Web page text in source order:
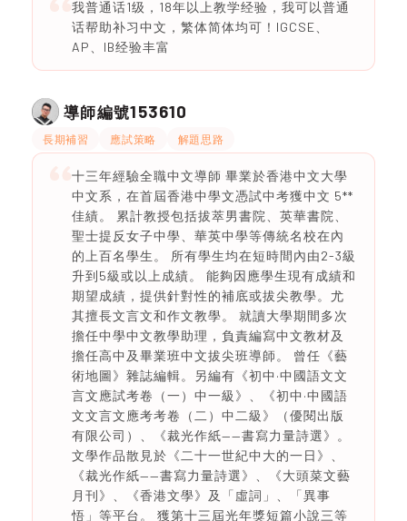
我普通话1级，18年以上教学经验，我可以普通
话帮助补习中文，繁体简体均可！IGCSE、
AP、IB经验丰富
導師編號153610
長期補習 應試策略 解題思路
十三年經驗全職中文導師 畢業於香港中文大學
中文系，在首屆香港中學文憑試中考獲中文 5**
佳績。 累計教授包括拔萃男書院、英華書院、
聖士提反女子中學、華英中學等傳統名校在內
的上百名學生。 所有學生均在短時間內由2-3級
升到5級或以上成績。 能夠因應學生現有成績和
期望成績，提供針對性的補底或拔尖教學。尤
其擅長文言文和作文教學。 就讀大學期間多次
擔任中學中文教學助理，負責編寫中文教材及
擔任高中及畢業班中文拔尖班導師。 曾任《藝
術地圖》雜誌編輯。另編有《初中·中國語文文
言文應試考卷（一）中一級》、《初中·中國語
文文言文應考考卷（二）中二級》（優閱出版
有限公司）、《裁光作紙——書寫力量詩選》。
文學作品散見於《二十一世紀中大的一日》、
《裁光作紙——書寫力量詩選》、《大頭菜文藝
月刊》、《香港文學》及「虛詞」、「異事
悟」等平台。 獲第十三屆光年獎短篇小說三等